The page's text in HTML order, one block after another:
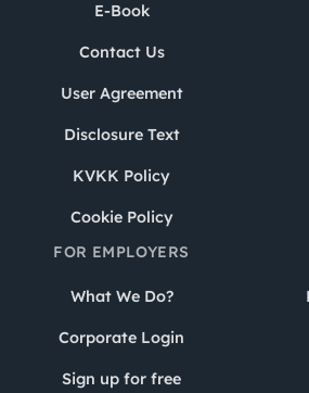
E-Book
Contact Us
User Agreement
Disclosure Text
KVKK Policy
Cookie Policy
FOR EMPLOYERS
What We Do?
Corporate Login
Sign up for free